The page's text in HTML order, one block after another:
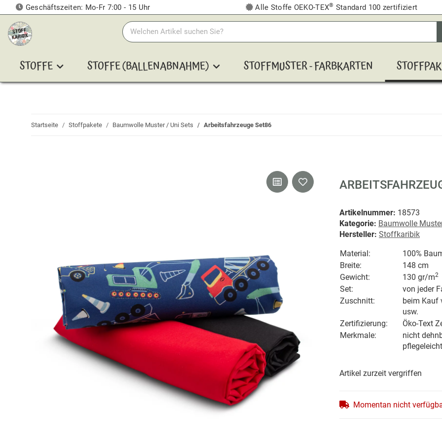
Geschäftszeiten: Mo-Fr 7:00 - 15 Uhr Alle Stoffe OEKO-TEX® Standard 100 zertifiziert
STOFFE STOFFE (BALLENABNAHME) STOFFMUSTER - FARBKARTEN
Startseite Stoffpakete Baumwolle Muster / Uni Sets Arbeitsfahrzeuge Set86
Artikelnummer: 18573
Kategorie: Baumwolle
Hersteller: Stoffkaribik
Material:
100%
Breite:
148 cm
Gewicht: 130 gr/m2
Set:
von jeder
Zuschnitt:
beim Kauf
usw.
Zertifizierung:
Öko-Text
Merkmale:
nicht
pflegeleicht
Artikel zurzeit vergriffen
Momentan nicht